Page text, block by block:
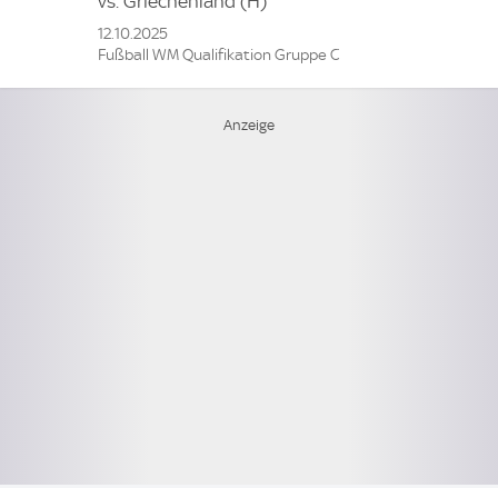
12.10.2025
Fußball WM Qualifikation Gruppe C